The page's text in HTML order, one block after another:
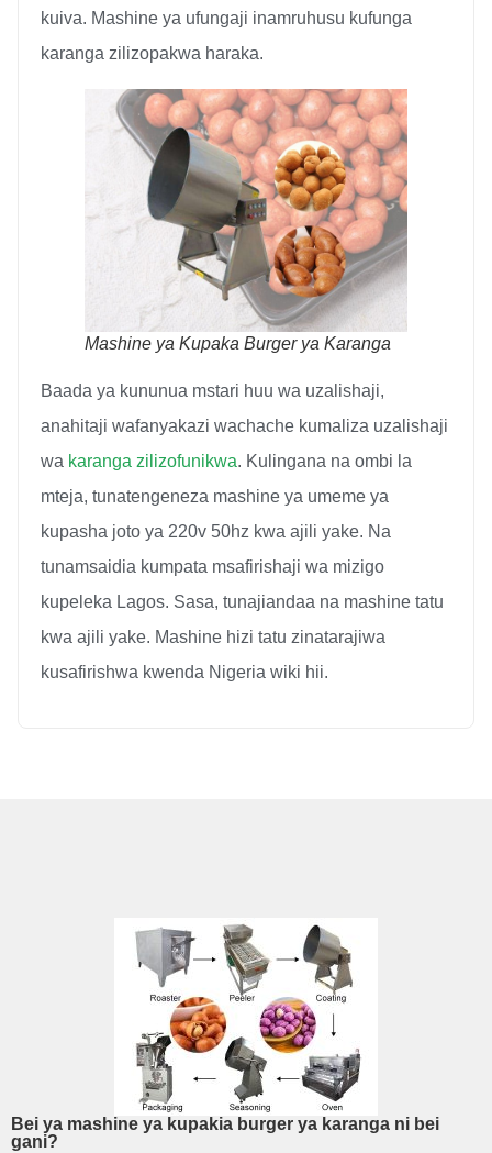
kuiva. Mashine ya ufungaji inamruhusu kufunga
karanga zilizopakwa haraka.
Mashine ya Kupaka Burger ya Karanga
Baada ya kununua mstari huu wa uzalishaji,
anahitaji wafanyakazi wachache kumaliza uzalishaji
wa karanga zilizofunikwa. Kulingana na ombi la
mteja, tunatengeneza mashine ya umeme ya
kupasha joto ya 220v 50hz kwa ajili yake. Na
tunamsaidia kumpata msafirishaji wa mizigo
kupeleka Lagos. Sasa, tunajiandaa na mashine tatu
kwa ajili yake. Mashine hizi tatu zinatarajiwa
kusafirishwa kwenda Nigeria wiki hii.
Bei ya mashine ya kupakia burger ya karanga ni bei
gani?